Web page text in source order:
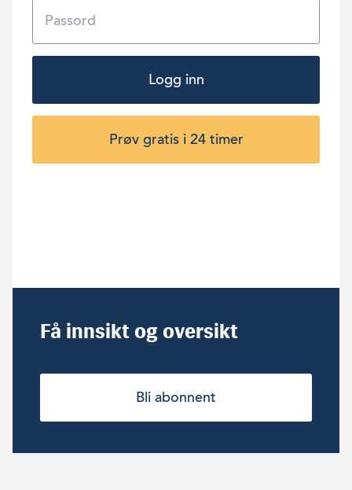
Logg inn
Prøv gratis i 24 timer
Få innsikt og oversikt
Bli abonnent